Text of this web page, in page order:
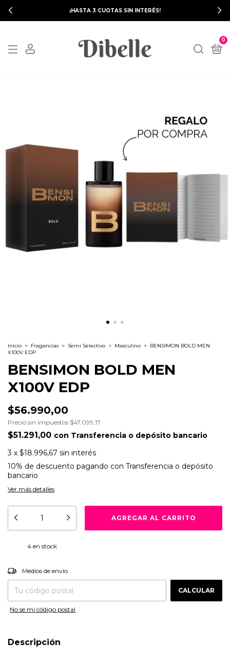
¡HASTA 3 CUOTAS SIN INTERÉS!
0
Inicio > Fragancias > Semi Selectivo > Masculino > BENSIMON BOLD MEN
X100V EDP
BENSIMON BOLD MEN
X100V EDP
$56.990,00
Precio sin impuestos $47.099,17
$51.291,00 con Transferencia o depósito bancario
3 x $18.996,67 sin interés
10% de descuento pagando con Transferencia o depósito
bancario
Ver más detalles
4 en stock
Entregas para el CP:
Medios de envío
CALCULAR
No sé mi código postal
Descripción